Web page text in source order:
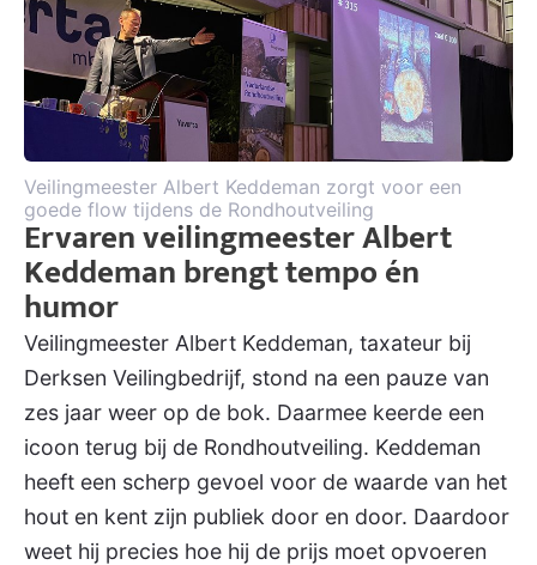
Veilingmeester Albert Keddeman zorgt voor een
goede flow tijdens de Rondhoutveiling
Ervaren veilingmeester Albert
Keddeman brengt tempo én
humor
Veilingmeester Albert Keddeman, taxateur bij
Derksen Veilingbedrijf, stond na een pauze van
zes jaar weer op de bok. Daarmee keerde een
icoon terug bij de Rondhoutveiling. Keddeman
heeft een scherp gevoel voor de waarde van het
hout en kent zijn publiek door en door. Daardoor
weet hij precies hoe hij de prijs moet opvoeren